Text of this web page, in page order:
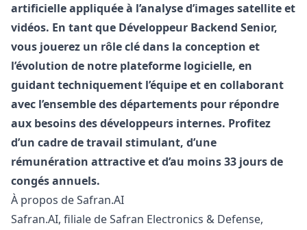
artificielle appliquée à l’analyse d’images satellite et
vidéos. En tant que Développeur Backend Senior,
vous jouerez un rôle clé dans la conception et
l’évolution de notre plateforme logicielle, en
guidant techniquement l’équipe et en collaborant
avec l’ensemble des départements pour répondre
aux besoins des développeurs internes. Profitez
d’un cadre de travail stimulant, d’une
rémunération attractive et d’au moins 33 jours de
congés annuels.
À propos de Safran.AI
Safran.AI, filiale de Safran Electronics & Defense,